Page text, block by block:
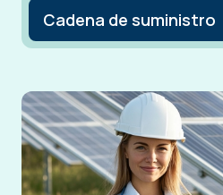
Cadena de suministro